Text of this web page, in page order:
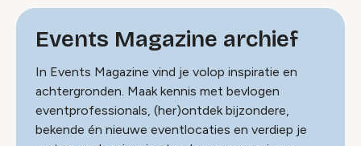
Events Magazine archief
In Events Magazine vind je volop inspiratie en
achtergronden. Maak kennis met bevlogen
eventprofessionals, (her)ontdek bijzondere,
bekende én nieuwe eventlocaties en verdiep je